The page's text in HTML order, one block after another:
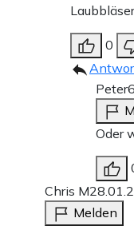
0
Oder
Chris M
Melden